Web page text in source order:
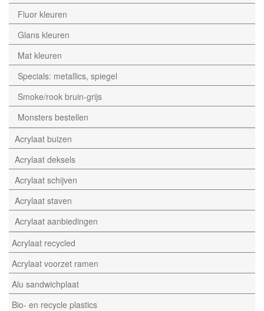
Fluor kleuren
Glans kleuren
Mat kleuren
Specials: metallics, spiegel
Smoke/rook bruin-grijs
Monsters bestellen
Acrylaat buizen
Acrylaat deksels
Acrylaat schijven
Acrylaat staven
Acrylaat aanbiedingen
Acrylaat recycled
Acrylaat voorzet ramen
Alu sandwichplaat
Bio- en recycle plastics